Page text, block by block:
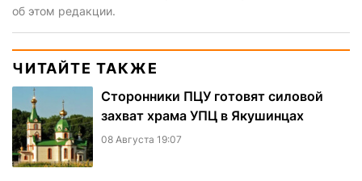
об этом редакции.
ЧИТАЙТЕ ТАКЖЕ
Сторонники ПЦУ готовят силовой
захват храма УПЦ в Якушинцах
08 Августа 19:07